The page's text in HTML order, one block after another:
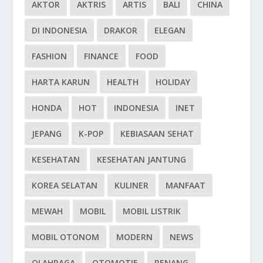
AKTOR AKTRIS ARTIS BALI CHINA
DI INDONESIA DRAKOR ELEGAN
FASHION FINANCE FOOD
HARTA KARUN HEALTH HOLIDAY
HONDA HOT INDONESIA INET
JEPANG K-POP KEBIASAAN SEHAT
KESEHATAN KESEHATAN JANTUNG
KOREA SELATAN KULINER MANFAAT
MEWAH MOBIL MOBIL LISTRIK
MOBIL OTONOM MODERN NEWS